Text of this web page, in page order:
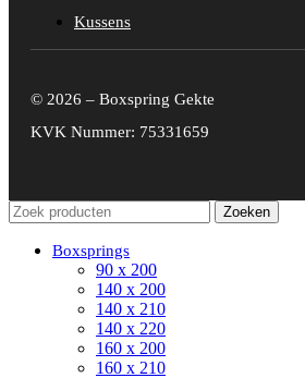
Kussens
© 2026 – Boxspring Gekte
KVK Nummer: 75331659
Zoeken
Boxsprings
90 x 200
140 x 200
140 x 210
140 x 220
160 x 200
160 x 210